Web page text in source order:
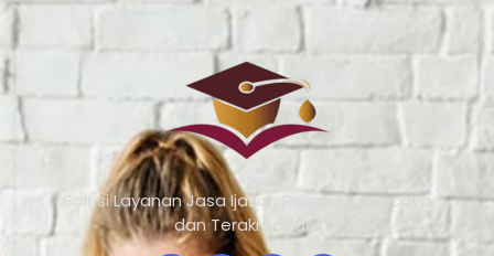
Solusi Layanan Jasa Ijazah Resmi Terpercaya
dan Terakreditasi.